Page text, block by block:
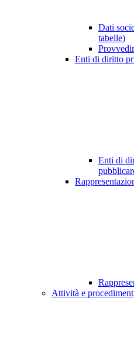
Dati
tabelle)
Enti di diritto
Enti di
Attività e